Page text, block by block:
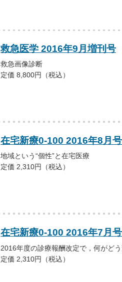
救急医学 2016年9月増刊号
救急画像診断
定価 8,800円（税込）
在宅新療0-100 2016年8月号
地域という“個性”と在宅医療
定価 2,310円（税込）
在宅新療0-100 2016年7月号
2016年度の診療報酬改定で，何がど
定価 2,310円（税込）